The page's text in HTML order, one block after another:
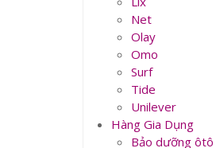
Net
Olay
Omo
Surf
Tide
Unilever
Hàng Gia Dụng
Bảo dưỡng ôtô